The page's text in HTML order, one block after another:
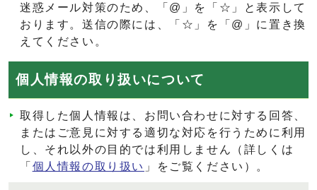
迷惑メール対策のため、「@」を「☆」と表示して
おります。送信の際には、「☆」を「@」に置き換
えてください。
個人情報の取り扱いについて
取得した個人情報は、お問い合わせに対する回答、
またはご意見に対する適切な対応を行うために利用
し、それ以外の目的では利用しません（詳しくは
「 個人情報の取り扱い 」をご覧ください）。